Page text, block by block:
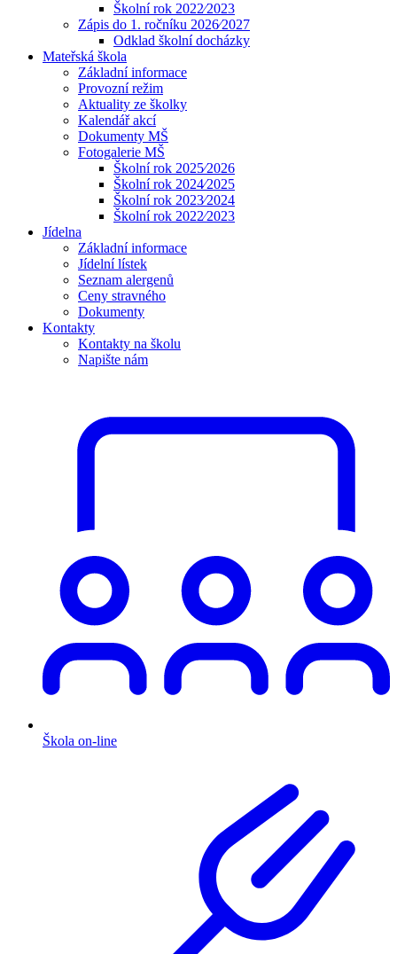
Školní rok 2022⁄2023
Zápis do 1. ročníku 2026⁄2027
Odklad školní docházky
Mateřská škola
Základní informace
Provozní režim
Aktuality ze školky
Kalendář akcí
Dokumenty MŠ
Fotogalerie MŠ
Školní rok 2025⁄2026
Školní rok 2024⁄2025
Školní rok 2023⁄2024
Školní rok 2022⁄2023
Jídelna
Základní informace
Jídelní lístek
Seznam alergenů
Ceny stravného
Dokumenty
Kontakty
Kontakty na školu
Napište nám
Škola on-line